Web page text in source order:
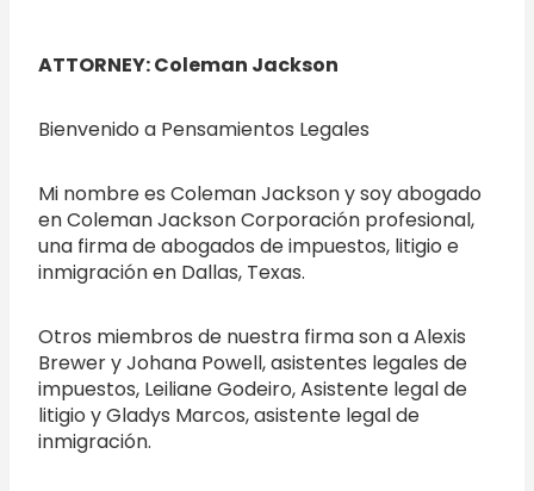
ATTORNEY: Coleman Jackson
Bienvenido a Pensamientos Legales
Mi nombre es Coleman Jackson y soy abogado
en Coleman Jackson Corporación profesional,
una firma de abogados de impuestos, litigio e
inmigración en Dallas, Texas.
Otros miembros de nuestra firma son a Alexis
Brewer y Johana Powell, asistentes legales de
impuestos, Leiliane Godeiro, Asistente legal de
litigio y Gladys Marcos, asistente legal de
inmigración.